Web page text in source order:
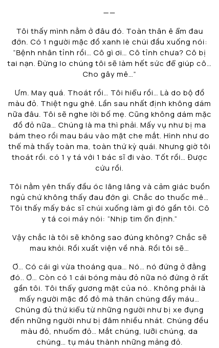
——
Tôi thấy mình nằm ở đâu đó. Toàn thân ê ẩm đau
đớn. Có 1 người mặc đồ xanh lè chúi đầu xuống nói:
“Bệnh nhân tỉnh rồi… Cô gì ơi… Cô tỉnh chưa? Cô bị
tai nạn. Đừng lo chúng tôi sẽ làm hết sức để giúp cô…
Cho gây mê…”
Ưm. May quá. Thoát rồi… Tôi hiểu rồi… Là do bộ đồ
màu đỏ. Thiệt ngu ghê. Lần sau nhất định không dám
nữa đâu. Tôi sẽ nghe lời bố mẹ. Cũng không dám mặc
đồ đỏ nữa… Chúng là ma thì phải. Mấy vụ như bị ma
bám theo rồi mau báu vào mặt che mắt. Hình như do
thế mà thấy toàn ma, toàn thứ kỳ quái. Nhưng giờ tôi
thoát rồi. có 1 y tá với 1 bác sĩ đi vào. Tốt rồi… Được
cứu rồi.
Tôi nằm yên thấy đầu óc lâng lâng và cảm giác buồn
ngủ chứ không thấy đau đớn gì. Chắc do thuốc mê…
Tôi thấy mấy bác sĩ chúi xuống làm gì đó gần tôi. Cô
y tá coi máy nói: “Nhịp tim ổn định.”
Vậy chắc là tôi sẽ không sao đúng không? Chắc sẽ
mau khỏi. Rồi xuất viện về nhà. Rồi tôi sẽ…
Ơ… Có cái gì vừa thoáng qua… Nó… nó đứng ở đằng
đó.. Ơ… Còn có 1 cái bóng màu đỏ nữa nó đứng ở rất
gần tôi. Tôi thấy gương mặt của nó.. Không phải là
mấy người mặc đồ đỏ mà thân chúng đầy máu…
Chúng đủ thứ kiểu từ những người như bị xe đụng
đến những người như bị đâm nhiều nhát. Chúng đều
màu đỏ, nhuốm đỏ… Mắt chúng, lưỡi chúng, da
chúng… tụ máu thành những mảng đỏ.